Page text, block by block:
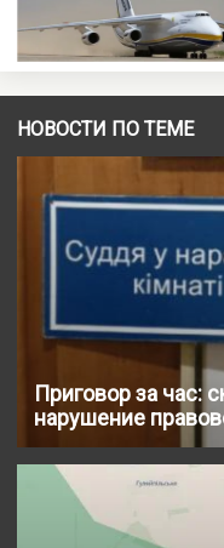
НОВОСТИ ПО ТЕМЕ
Приговор за час:
нарушение